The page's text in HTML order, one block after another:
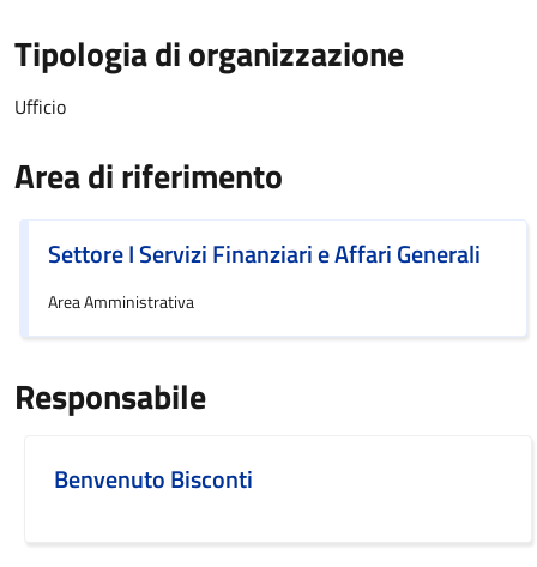
Tipologia di organizzazione
Ufficio
Area di riferimento
Settore I Servizi Finanziari e Affari Generali
Area Amministrativa
Responsabile
Benvenuto Bisconti